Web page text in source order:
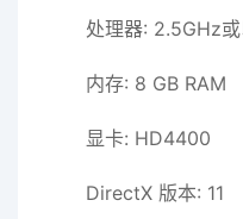
处理器: 2.5GHz
内存: 8 GB RAM
显卡: HD4400
DirectX 版本: 11